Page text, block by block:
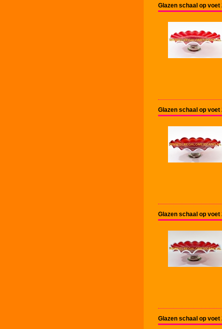
Glazen schaal op voet
Glazen schaal op voet
Glazen schaal op voet
Glazen schaal op voet